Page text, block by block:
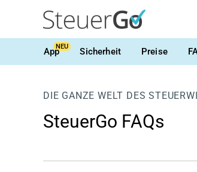
AppNEU Sicherheit Preise
DIE GANZE WELT DES
SteuerGo FAQs